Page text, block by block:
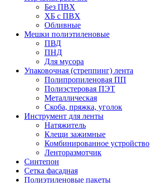
Без ПВХ
ХБ с ПВХ
Обливные
Мешки полиэтиленовые
ПВД
ПНД
Для мусора
Упаковочная (стреппинг) лента
Полипропиленовая ПП
Полиэстеровая ПЭТ
Металлическая
Скоба, пряжка, уголок
Инструмент для ленты
Натяжитель
Клещи зажимные
Комбинированное устройство
Ленторазмотчик
Синтепон
Сетка фасадная
Полиэтиленовые пакеты